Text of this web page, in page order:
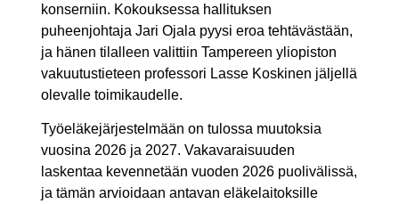
konserniin. Kokouksessa hallituksen
puheenjohtaja Jari Ojala pyysi eroa tehtävästään,
ja hänen tilalleen valittiin Tampereen yliopiston
vakuutustieteen professori Lasse Koskinen jäljellä
olevalle toimikaudelle.
Työeläkejärjestelmään on tulossa muutoksia
vuosina 2026 ja 2027. Vakavaraisuuden
laskentaa kevennetään vuoden 2026 puolivälissä,
ja tämän arvioidaan antavan eläkelaitoksille